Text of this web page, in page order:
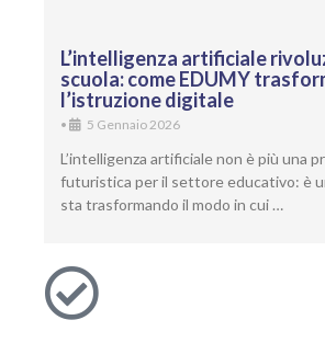
L’intelligenza artificiale
scuola: come EDUMY
l’istruzione digitale
• 5 Gennaio 2026
L’intelligenza artificiale non è più una
futuristica per il settore educativo: è
sta trasformando il modo in cui …